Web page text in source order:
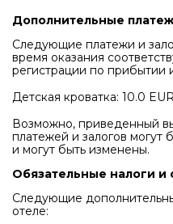
Дополнительные
Следующие платежи и
время оказания
регистрации по прибытии
Детская кроватка: 10.0
Возможно, приведенный
платежей и залогов могут
и могут быть изменены.
Обязательные налоги и
Следующие
отеле: